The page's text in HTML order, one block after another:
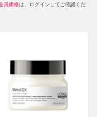
員価格は、ログインしてご確認くだ